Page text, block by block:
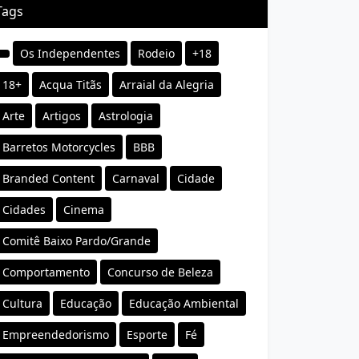
Os Independentes Rodeio +18
18+ Acqua Titãs Arraial da Alegria
Arte Artigos Astrologia
Barretos Motorcycles BBB
Branded Content Carnaval Cidade
Cidades Cinema
Comitê Baixo Pardo/Grande
Comportamento Concurso de Beleza
Cultura Educação Educação Ambiental
Empreendedorismo Esporte Fé